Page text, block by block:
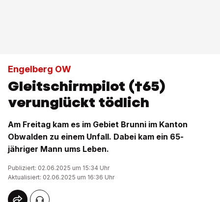
Engelberg OW
Gleitschirmpilot (†65)
verunglückt tödlich
Am Freitag kam es im Gebiet Brunni im Kanton
Obwalden zu einem Unfall. Dabei kam ein 65-
jähriger Mann ums Leben.
Publiziert: 02.06.2025 um 15:34 Uhr
Aktualisiert: 02.06.2025 um 16:36 Uhr